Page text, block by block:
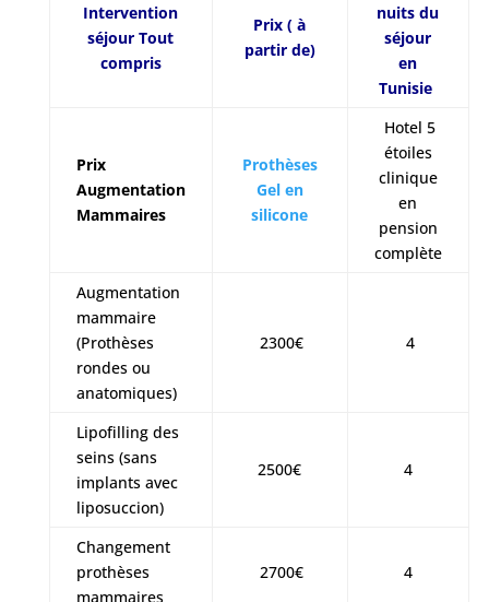
Intervention
séjour Tout
compris
Prix ( à
partir de)
nuits du
séjour
en
Tunisie
Prix
Augmentation
Mammaires
Prothèses
Gel en
silicone
Hotel 5
étoiles
clinique
en
pension
complète
Augmentation
mammaire
(Prothèses
rondes ou
anatomiques)
2300€ 4
Lipofilling des
seins (sans
implants avec
liposuccion)
2500€ 4
Changement
prothèses
mammaires
2700€ 4